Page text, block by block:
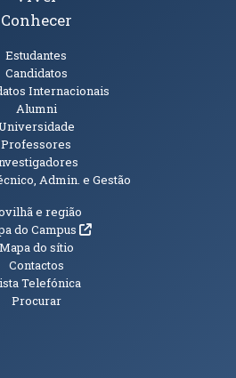
Conhecer
Estudantes
Candidatos
Internacionais
Alumni
Professores
Admin. e Gestão
e região
do Campus(abre em nova janela)
Mapa do sítio
Contactos
Telefónica
Procurar